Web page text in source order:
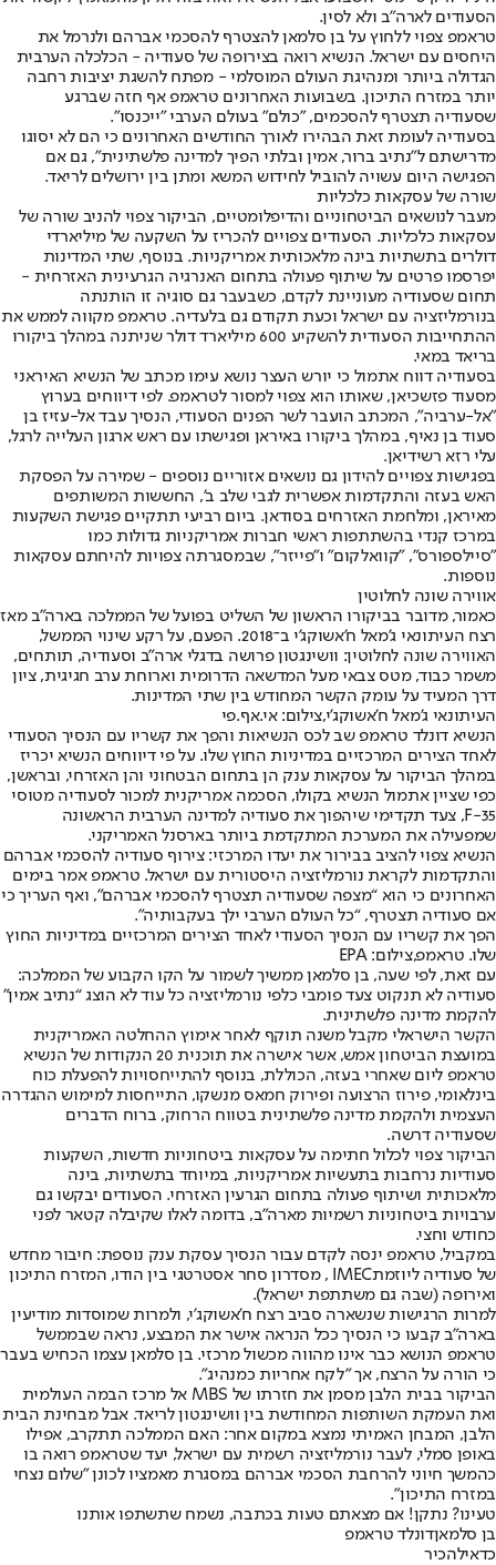
הסעודים לארה״ב ולא לסין.
טראמפ צפוי ללחוץ על בן סלמאן להצטרף להסכמי אברהם ולנרמל את
היחסים עם ישראל. הנשיא רואה בצירופה של סעודיה - הכלכלה הערבית
הגדולה ביותר ומנהיגת העולם המוסלמי - מפתח להשגת יציבות רחבה
יותר במזרח התיכון. בשבועות האחרונים טראמפ אף חזה שברגע
שסעודיה תצטרף להסכמים, ״כולם״ בעולם הערבי ״ייכנסו״.
בסעודיה לעומת זאת הבהירו לאורך החודשים האחרונים כי הם לא יסוגו
מדרישתם ל"נתיב ברור, אמין ובלתי הפיך למדינה פלשתינית", גם אם
הפגישה היום עשויה להוביל לחידוש המשא ומתן בין ירושלים לריאד.
שורה של עסקאות כלכליות
מעבר לנושאים הביטחוניים והדיפלומטיים, הביקור צפוי להניב שורה של
עסקאות כלכליות. הסעודים צפויים להכריז על השקעה של מיליארדי
דולרים בתשתיות בינה מלאכותית אמריקניות. בנוסף, שתי המדינות
יפרסמו פרטים על שיתוף פעולה בתחום האנרגיה הגרעינית האזרחית -
תחום שסעודיה מעוניינת לקדם, כשבעבר גם סוגיה זו הותנתה
בנורמליזציה עם ישראל וכעת תקודם גם בלעדיה. טראמפ מקווה לממש את
ההתחייבות הסעודית להשקיע 600 מיליארד דולר שניתנה במהלך ביקורו
בריאד במאי.
בסעודיה דווח אתמול כי יורש העצר נושא עימו מכתב של הנשיא האיראני
מסעוד פזשכיאן, שאותו הוא צפוי למסור לטראמפ. לפי דיווחים בערוץ
״אל-ערביה״, המכתב הועבר לשר הפנים הסעודי, הנסיך עבד אל-עזיז בן
סעוד בן נאיף, במהלך ביקורו באיראן ופגישתו עם ראש ארגון העלייה לרגל,
עלי רזא רשידיאן.
בפגישות צפויים להידון גם נושאים אזוריים נוספים - שמירה על הפסקת
האש בעזה והתקדמות אפשרית לגבי שלב ב', החששות המשותפים
מאיראן, ומלחמת האזרחים בסודאן. ביום רביעי תתקיים פגישת השקעות
במרכז קנדי בהשתתפות ראשי חברות אמריקניות גדולות כמו
״סיילספורס״, ״קוואלקום״ ו״פייזר״, שבמסגרתה צפויות להיחתם עסקאות
נוספות.
אווירה שונה לחלוטין
כאמור, מדובר בביקורו הראשון של השליט בפועל של הממלכה בארה”ב מאז
רצח העיתונאי ג'מאל ח'אשוקג'י ב־2018. הפעם, על רקע שינוי הממשל,
האווירה שונה לחלוטין: וושינגטון פרושה בדגלי ארה”ב וסעודיה, תותחים,
משמר כבוד, מטס צבאי מעל המדשאה הדרומית וארוחת ערב חגיגית, ציון
דרך המעיד על עומק הקשר המחודש בין שתי המדינות.
העיתונאי ג'מאל ח'אשוקג'י,צילום: אי.אף.פי
הנשיא דונלד טראמפ שב לכס הנשיאות והפך את קשריו עם הנסיך הסעודי
לאחד הצירים המרכזיים במדיניות החוץ שלו. על פי דיווחים הנשיא יכריז
במהלך הביקור על עסקאות ענק הן בתחום הבטחוני והן האזרחי, ובראשן,
כפי שציין אתמול הנשיא בקולו, הסכמה אמריקנית למכור לסעודיה מטוסי
F-35, צעד תקדימי שיהפוך את סעודיה למדינה הערבית הראשונה
שמפעילה את המערכת המתקדמת ביותר בארסנל האמריקני.
הנשיא צפוי להציב בבירור את יעדו המרכזי: צירוף סעודיה להסכמי אברהם
והתקדמות לקראת נורמליזציה היסטורית עם ישראל. טראמפ אמר בימים
האחרונים כי הוא “מצפה שסעודיה תצטרף להסכמי אברהם”, ואף העריך כי
אם סעודיה תצטרף, “כל העולם הערבי ילך בעקבותיה".
הפך את קשריו עם הנסיך הסעודי לאחד הצירים המרכזיים במדיניות החוץ
שלו. טראמפ,צילום: EPA
עם זאת, לפי שעה, בן סלמאן ממשיך לשמור על הקו הקבוע של הממלכה:
סעודיה לא תנקוט צעד פומבי כלפי נורמליזציה כל עוד לא הוצג “נתיב אמין”
להקמת מדינה פלשתינית.
הקשר הישראלי מקבל משנה תוקף לאחר אימוץ ההחלטה האמריקנית
במועצת הביטחון אמש, אשר אישרה את תוכנית 20 הנקודות של הנשיא
טראמפ ליום שאחרי בעזה, הכוללת, בנוסף להתייחסויות להפעלת כוח
בינלאומי, פירוז הרצועה ופירוק חמאס מנשקו, התייחסות למימוש ההגדרה
העצמית ולהקמת מדינה פלשתינית בטווח הרחוק, ברוח הדברים
שסעודיה דרשה.
הביקור צפוי לכלול חתימה על עסקאות ביטחוניות חדשות, השקעות
סעודיות נרחבות בתעשיות אמריקניות, במיוחד בתשתיות, בינה
מלאכותית ושיתוף פעולה בתחום הגרעין האזרחי. הסעודים יבקשו גם
ערבויות ביטחוניות רשמיות מארה”ב, בדומה לאלו שקיבלה קטאר לפני
כחודש וחצי.
במקביל, טראמפ ינסה לקדם עבור הנסיך עסקת ענק נוספת: חיבור מחדש
של סעודיה ליוזמתIMEC , מסדרון סחר אסטרטגי בין הודו, המזרח התיכון
ואירופה (שבה גם משתתפת ישראל).
למרות הרגישות שנשארה סביב רצח ח'אשוקג'י, ולמרות שמוסדות מודיעין
בארה”ב קבעו כי הנסיך ככל הנראה אישר את המבצע, נראה שבממשל
טראמפ הנושא כבר אינו מהווה מכשול מרכזי. בן סלמאן עצמו הכחיש בעבר
כי הורה על הרצח, אך "לקח אחריות כמנהיג".
הביקור בבית הלבן מסמן את חזרתו של MBS אל מרכז הבמה העולמית
ואת העמקת השותפות המחודשת בין וושינגטון לריאד. אבל מבחינת הבית
הלבן, המבחן האמיתי נמצא במקום אחר: האם הממלכה תתקרב, אפילו
באופן סמלי, לעבר נורמליזציה רשמית עם ישראל, יעד שטראמפ רואה בו
כהמשך חיוני להרחבת הסכמי אברהם במסגרת מאמציו לכונן "שלום נצחי
במזרח התיכון".
טעינו? נתקן! אם מצאתם טעות בכתבה, נשמח שתשתפו אותנו
בן סלמאןדונלד טראמפ
כדאילהכיר